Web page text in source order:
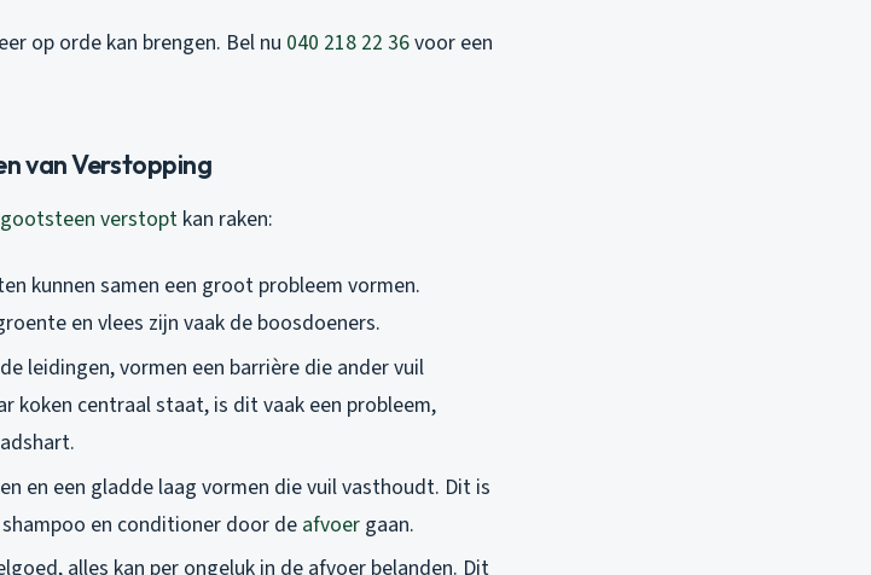
op orde kan brengen. Bel nu 040 218 22 36voor een
van Verstopping
gootsteen verstopt kan raken:
kunnen samen een groot probleem vormen.
en vlees zijn vaak de boosdoeners.
leidingen, vormen een barrière die ander vuil
koken centraal staat, is dit vaak een probleem,
en een gladde laag vormen die vuil vasthoudt. Dit is
en conditioner door de afvoer gaan.
alles kan per ongeluk in de afvoer belanden. Dit